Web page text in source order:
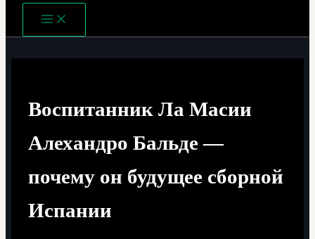
Main
Menu
Воспитанник Ла Масии
Алехандро Бальде —
почему он будущее сборной
Испании